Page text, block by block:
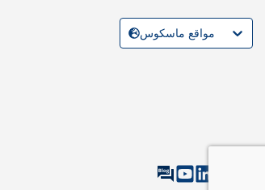
مواقع ماسكوس